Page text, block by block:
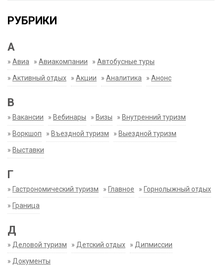
РУБРИКИ
А
» Авиа » Авиакомпании » Автобусные туры
» Активный отдых » Акции » Аналитика » Анонс
В
» Вакансии » Вебинары » Визы » Внутренний туризм
» Воркшоп » Въездной туризм » Выездной туризм
» Выставки
Г
» Гастрономический туризм » Главное » Горнолыжный отдых
» Граница
Д
» Деловой туризм » Детский отдых » Дипмиссии
» Документы